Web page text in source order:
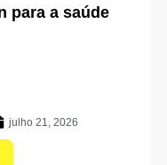
para a saúde
julho 21, 2026